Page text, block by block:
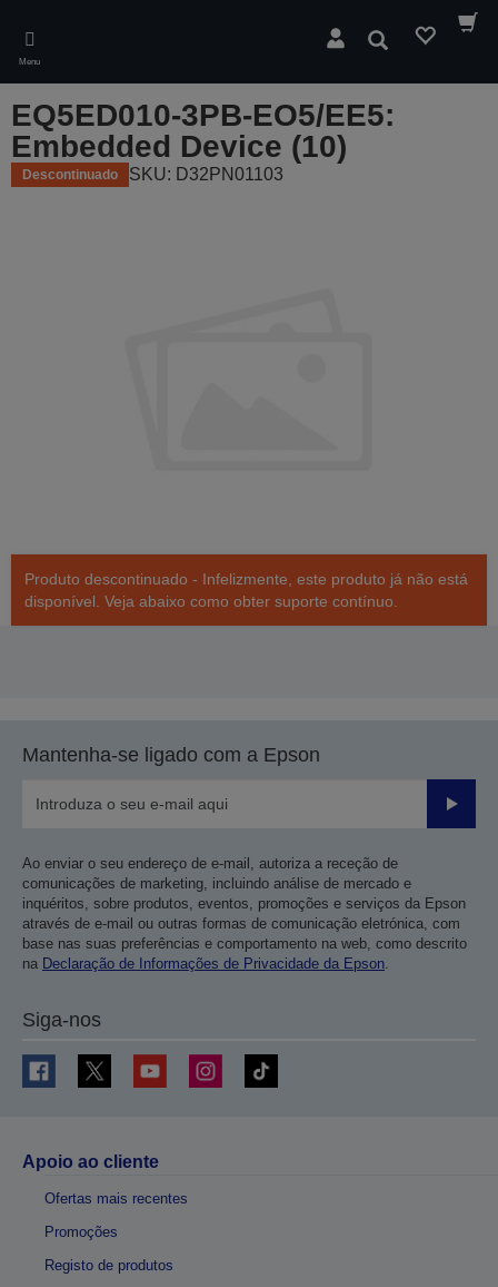
main
content
Menu
Pesquisar
EQ5ED010-3PB-EO5/EE5:
Embedded Device (10)
Descontinuado SKU: D32PN01103
Produto descontinuado - Infelizmente, este produto já não está
disponível. Veja abaixo como obter suporte contínuo.
Mantenha-se ligado com a Epson
Enviar
Ao enviar o seu endereço de e-mail, autoriza a receção de
comunicações de marketing, incluindo análise de mercado e
inquéritos, sobre produtos, eventos, promoções e serviços da Epson
através de e-mail ou outras formas de comunicação eletrónica, com
base nas suas preferências e comportamento na web, como descrito
na Declaração de Informações de Privacidade da Epson.
Siga-nos
Apoio ao cliente
Ofertas mais recentes
Promoções
Registo de produtos